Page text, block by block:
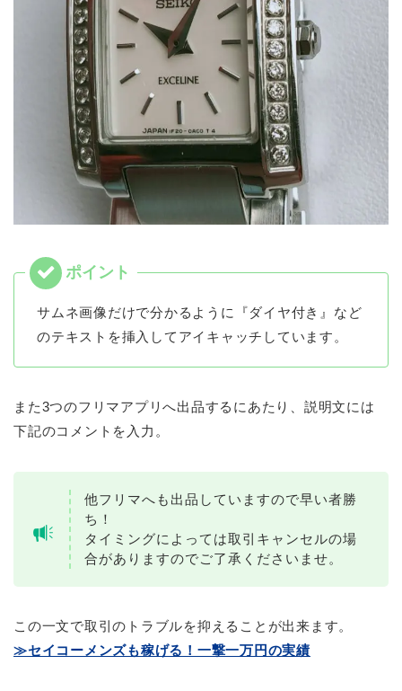
サムネ画像だけで分かるように『ダイヤ付き』など
のテキストを挿入してアイキャッチしています。
また3つのフリマアプリへ出品するにあたり、説明文には
下記のコメントを入力。
他フリマへも出品していますので早い者勝
ち！
タイミングによっては取引キャンセルの場
合がありますのでご了承くださいませ。
この一文で取引のトラブルを抑えることが出来ます。
≫セイコーメンズも稼げる！一撃一万円の実績